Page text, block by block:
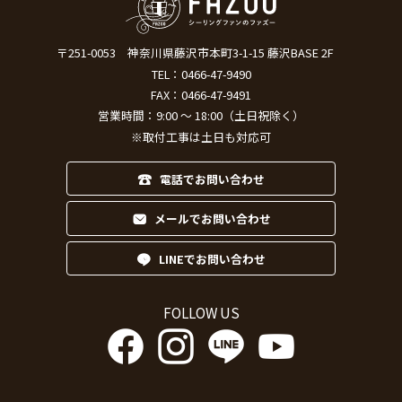
〒251-0053
神奈川県藤沢市本町3-1-15 藤沢BASE 2F
TEL： 0466-47-9490
FAX：0466-47-9491
営業時間：9:00 ～ 18:00（土日祝除く）
※取付工事は土日も対応可
電話でお問い合わせ
メールでお問い合わせ
LINEでお問い合わせ
FOLLOW US